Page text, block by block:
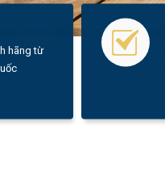
hãng từ